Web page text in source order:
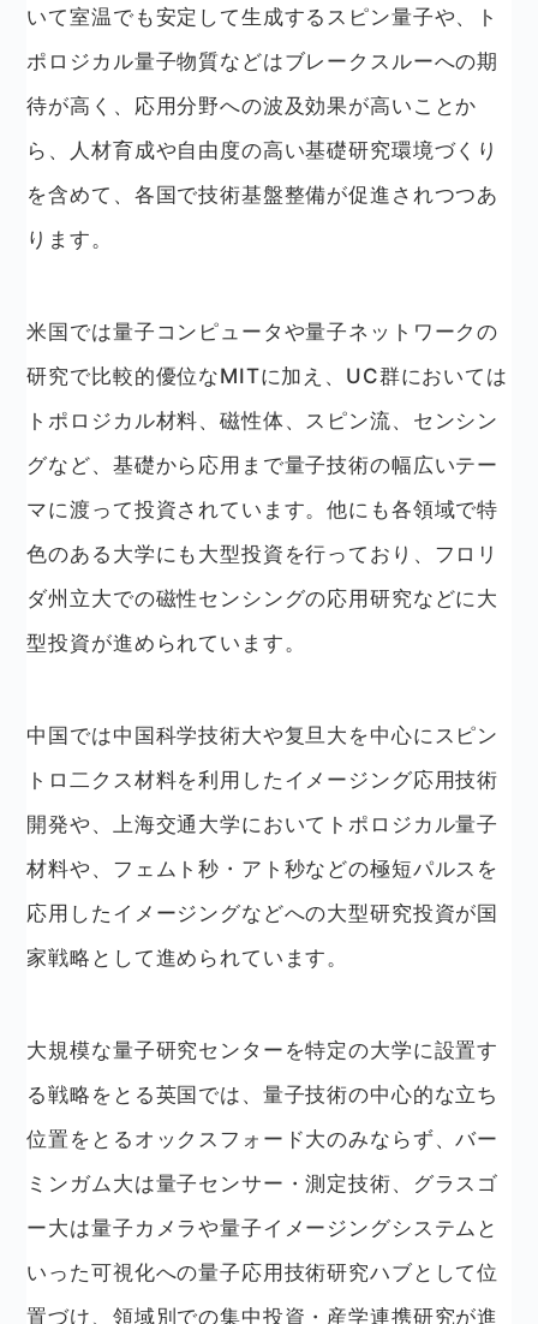
いて室温でも安定して生成するスピン量子や、ト
ポロジカル量子物質などはブレークスルーへの期
待が高く、応用分野への波及効果が高いことか
ら、人材育成や自由度の高い基礎研究環境づくり
を含めて、各国で技術基盤整備が促進されつつあ
ります。
米国では量子コンピュータや量子ネットワークの
研究で比較的優位なMITに加え、UC群においては
トポロジカル材料、磁性体、スピン流、センシン
グなど、基礎から応用まで量子技術の幅広いテー
マに渡って投資されています。他にも各領域で特
色のある大学にも大型投資を行っており、フロリ
ダ州立大での磁性センシングの応用研究などに大
型投資が進められています。
中国では中国科学技術大や复旦大を中心にスピン
トロ二クス材料を利用したイメージング応用技術
開発や、上海交通大学においてトポロジカル量子
材料や、フェムト秒・アト秒などの極短パルスを
応用したイメージングなどへの大型研究投資が国
家戦略として進められています。
大規模な量子研究センターを特定の大学に設置す
る戦略をとる英国では、量子技術の中心的な立ち
位置をとるオックスフォード大のみならず、バー
ミンガム大は量子センサー・測定技術、グラスゴ
ー大は量子カメラや量子イメージングシステムと
いった可視化への量子応用技術研究ハブとして位
置づけ、領域別での集中投資・産学連携研究が進